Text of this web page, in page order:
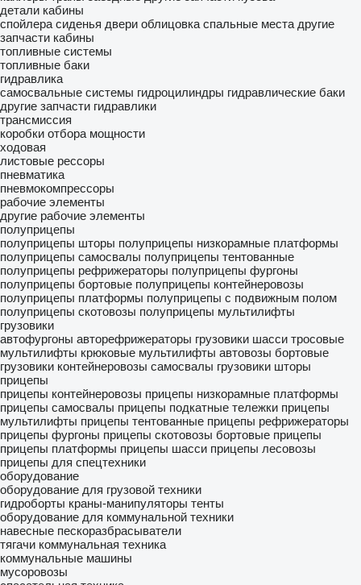
детали кабины
спойлера сиденья двери облицовка спальные места другие
запчасти кабины
топливные системы
топливные баки
гидравлика
самосвальные системы гидроцилиндры гидравлические баки
другие запчасти гидравлики
трансмиссия
коробки отбора мощности
ходовая
листовые рессоры
пневматика
пневмокомпрессоры
рабочие элементы
другие рабочие элементы
полуприцепы
полуприцепы шторы полуприцепы низкорамные платформы
полуприцепы самосвалы полуприцепы тентованные
полуприцепы рефрижераторы полуприцепы фургоны
полуприцепы бортовые полуприцепы контейнеровозы
полуприцепы платформы полуприцепы с подвижным полом
полуприцепы скотовозы полуприцепы мультилифты
грузовики
автофургоны авторефрижераторы грузовики шасси тросовые
мультилифты крюковые мультилифты автовозы бортовые
грузовики контейнеровозы самосвалы грузовики шторы
прицепы
прицепы контейнеровозы прицепы низкорамные платформы
прицепы самосвалы прицепы подкатные тележки прицепы
мультилифты прицепы тентованные прицепы рефрижераторы
прицепы фургоны прицепы скотовозы бортовые прицепы
прицепы платформы прицепы шасси прицепы лесовозы
прицепы для спецтехники
оборудование
оборудование для грузовой техники
гидроборты краны-манипуляторы тенты
оборудование для коммунальной техники
навесные пескоразбрасыватели
тягачи коммунальная техника
коммунальные машины
мусоровозы